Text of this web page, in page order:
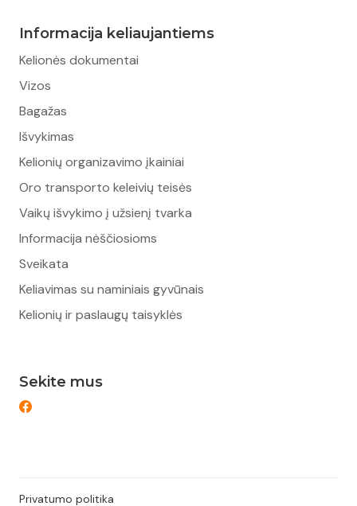
Sekite mus
Informacija keliaujantiems
Kelionės dokumentai
Vizos
Bagažas
Išvykimas
Kelionių organizavimo įkainiai
Oro transporto keleivių teisės
Vaikų išvykimo į užsienį tvarka
Informacija nėščiosioms
Sveikata
Keliavimas su naminiais gyvūnais
Kelionių ir paslaugų taisyklės
Privatumo politika